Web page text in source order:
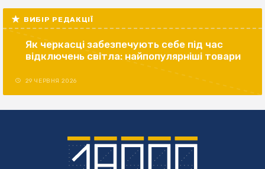
ВИБІР РЕДАКЦІЇ
Як черкасці забезпечують себе під час
відключень світла: найпопулярніші товари
29 ЧЕРВНЯ 2026